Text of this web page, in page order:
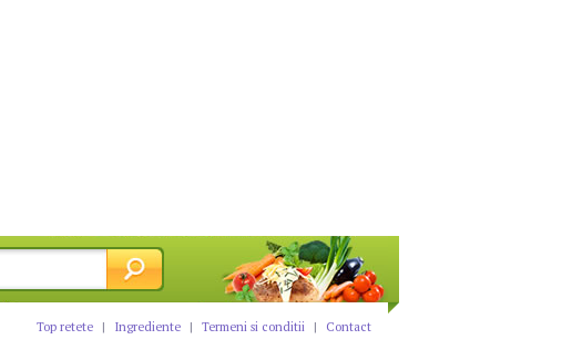
Top retete | Ingrediente | Termeni si conditii | Contact